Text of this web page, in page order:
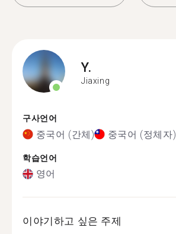
Y.
Jiaxing
구사언어
중국어 (간체) 중국어 (정체자)
학습언어
영어
이야기하고 싶은 주제